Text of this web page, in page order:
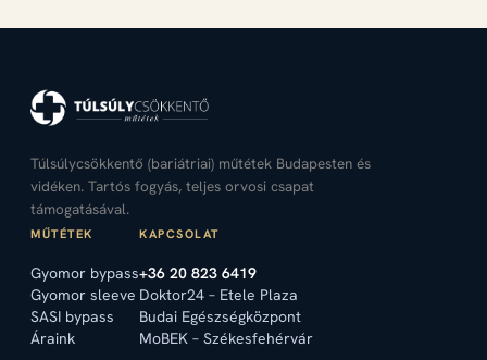
Túlsúlycsökkentő (bariátriai) műtétek Budapesten és
vidéken. Tartós fogyás, teljes orvosi csapat
támogatásával.
MŰTÉTEK
Gyomor bypass
Gyomor sleeve
SASI bypass
Áraink
KAPCSOLAT
+36 20 823 6419
Doktor24 – Etele Plaza
Budai Egészségközpont
MoBEK – Székesfehérvár